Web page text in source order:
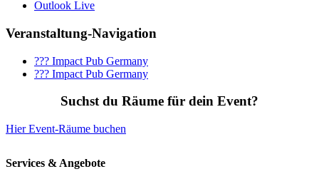
Outlook Live
Veranstaltung-Navigation
??? Impact Pub Germany
??? Impact Pub Germany
Suchst du Räume für dein Event?
Hier Event-Räume buchen
Services & Angebote